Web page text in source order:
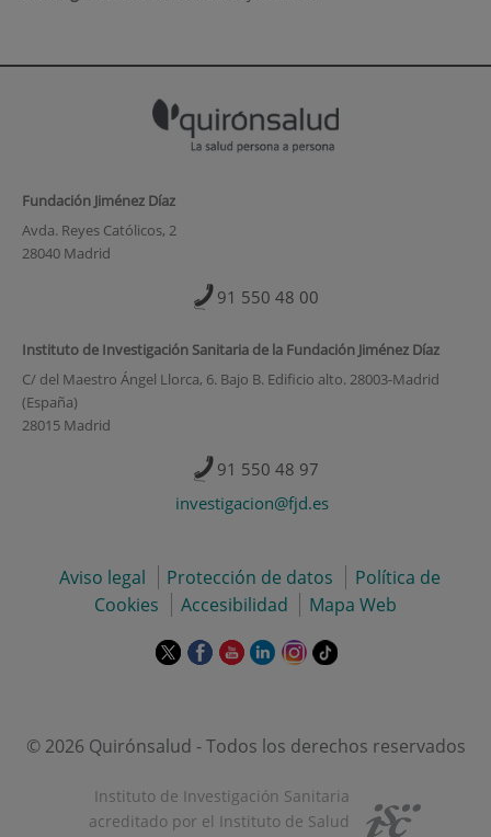
Fundación Jiménez Díaz
Avda. Reyes Católicos, 2
28040 Madrid
91 550 48 00
Instituto de Investigación Sanitaria de la Fundación Jiménez Díaz
C/ del Maestro Ángel Llorca, 6. Bajo B. Edificio alto. 28003-Madrid
(España)
28015 Madrid
91 550 48 97
investigacion@fjd.es
Aviso legal Protección de datos
Política de
Cookies
Accesibilidad Mapa Web
Este
en
ventana
nueva.
Este
en
ventana
nueva.
Este
en
ventana
Este
en
ventana
nueva.
Este
en
ventana
nueva.
Enlace
externa.
© 2026 Quirónsalud - Todos los derechos reservados
Instituto de Investigación Sanitaria
acreditado por el Instituto de Salud